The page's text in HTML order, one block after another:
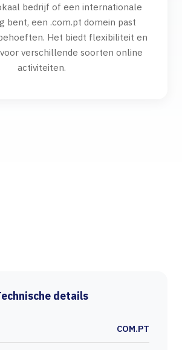
bedrijf of een internationale
bent, een .com.pt domein past
Het biedt flexibiliteit en
verschillende soorten online
activiteiten.
details
COM.PT